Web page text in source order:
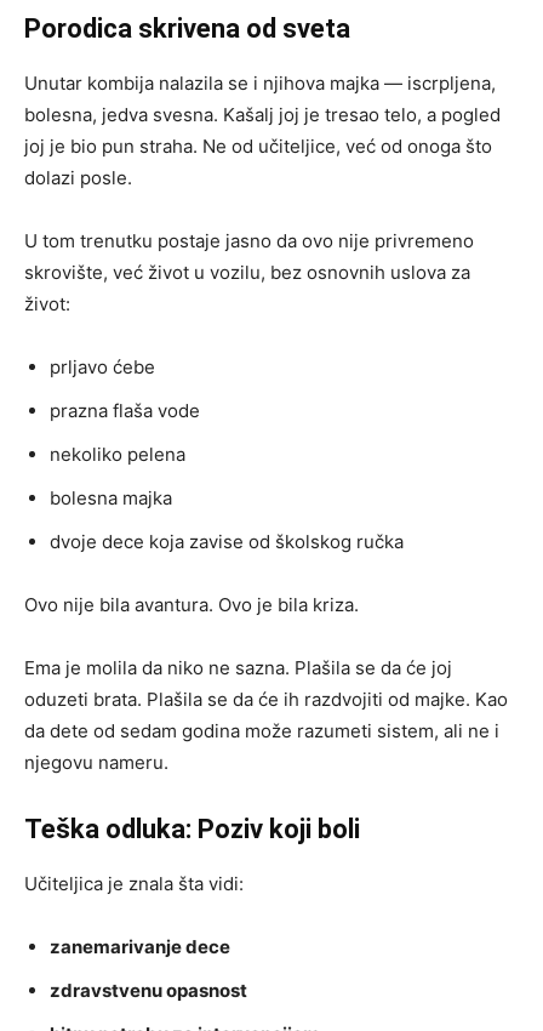
Porodica skrivena od sveta
Unutar kombija nalazila se i njihova majka — iscrpljena,
bolesna, jedva svesna. Kašalj joj je tresao telo, a pogled
joj je bio pun straha. Ne od učiteljice, već od onoga što
dolazi posle.
U tom trenutku postaje jasno da ovo nije privremeno
skrovište, već život u vozilu, bez osnovnih uslova za
život:
prljavo ćebe
prazna flaša vode
nekoliko pelena
bolesna majka
dvoje dece koja zavise od školskog ručka
Ovo nije bila avantura. Ovo je bila kriza.
Ema je molila da niko ne sazna. Plašila se da će joj
oduzeti brata. Plašila se da će ih razdvojiti od majke. Kao
da dete od sedam godina može razumeti sistem, ali ne i
njegovu nameru.
Teška odluka: Poziv koji boli
Učiteljica je znala šta vidi:
zanemarivanje dece
zdravstvenu opasnost